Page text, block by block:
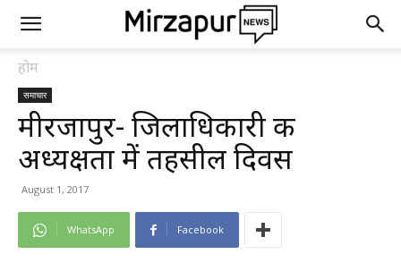
होम
समाचार
मीरजापुर- जिलाधिकारी की
अध्यक्षता में तहसील दिवस
August 1, 2017
WhatsApp Facebook